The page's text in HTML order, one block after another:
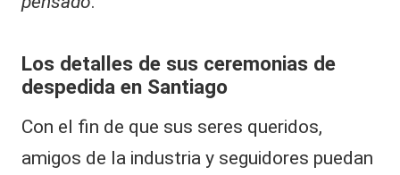
Los detalles de sus ceremonias de
despedida en Santiago
Con el fin de que sus seres queridos,
amigos de la industria y seguidores puedan